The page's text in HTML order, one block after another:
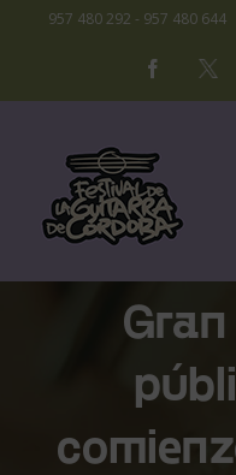
contenido
957 480 292 - 957 480 644
Facebook
X